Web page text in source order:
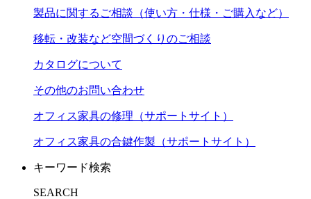
製品に関するご相談（使い方・仕様・ご購入など）
移転・改装など空間づくりのご相談
カタログについて
その他のお問い合わせ
オフィス家具の修理（サポートサイト）
オフィス家具の合鍵作製（サポートサイト）
キーワード検索
SEARCH